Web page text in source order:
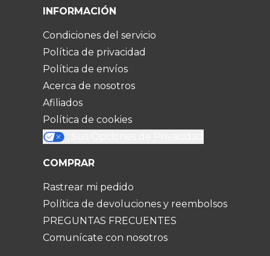
INFORMACIÓN
Condiciones del servicio
Política de privacidad
Política de envíos
Acerca de nosotros
Afiliados
Política de cookies
COMPRAR
Rastrear mi pedido
Política de devoluciones y reembolsos
PREGUNTAS FRECUENTES
Comunícate con nosotros